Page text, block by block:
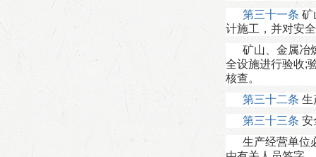
第三十一条 矿
计施工，并对安
矿山、金属冶
全设施进行验收;
核查。
第三十二条 生
第三十三条 安
生产经营单位